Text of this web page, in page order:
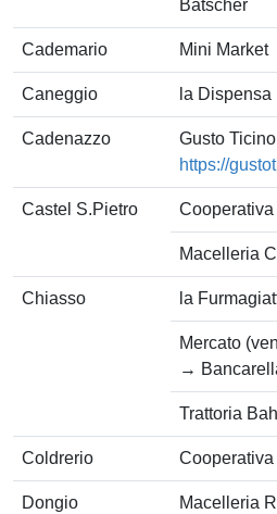
Bätscher
Cademario Mini Market
Caneggio la Dispensa
Cadenazzo
Gusto Ticino
https://
Castel S.Pietro Cooperativa
Macelleria
Chiasso la
Mercato
→
Trattoria
Coldrerio Cooperativa
Dongio Macelleria